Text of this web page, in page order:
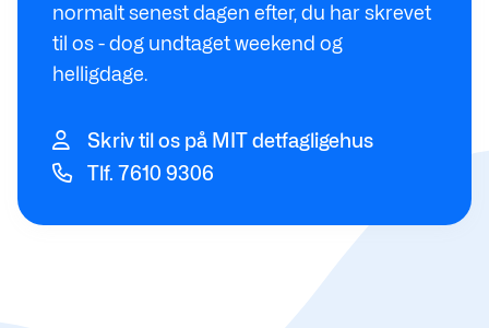
normalt senest dagen efter, du har skrevet
til os - dog undtaget weekend og
helligdage.
Skriv til os på MIT detfagligehus
Tlf. 7610 9306